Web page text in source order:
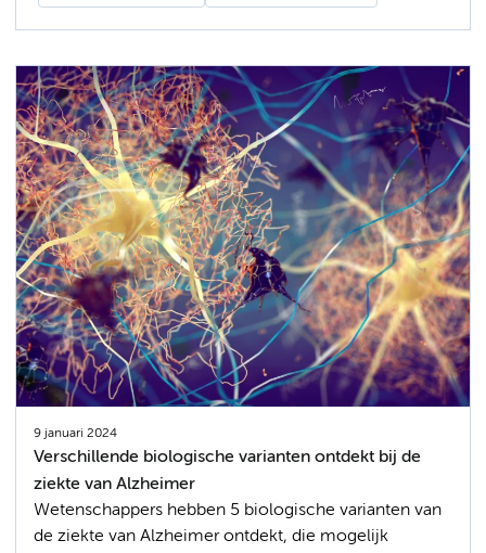
9 januari 2024
Verschillende biologische varianten ontdekt bij de
ziekte van Alzheimer
Wetenschappers hebben 5 biologische varianten van
de ziekte van Alzheimer ontdekt, die mogelijk